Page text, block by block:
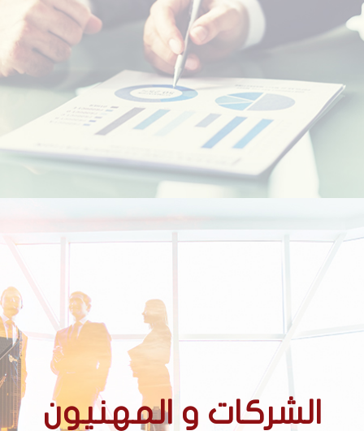
المغاربة المقيمين بالخارج
الطلاب المغاربة في الخارج
الشركات و المهنيون